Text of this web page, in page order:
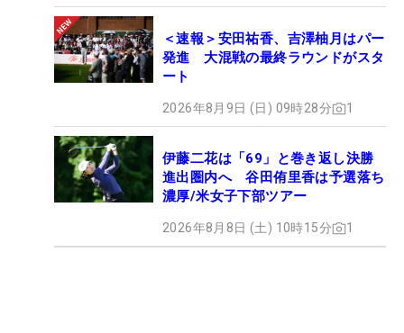
＜速報＞安田祐香、吉澤柚月はパー
発進 大混戦の最終ラウンドがスタ
ート
2026年8月9日 (日) 09時28分 1
伊藤二花は「69」と巻き返し決勝
進出圏内へ 谷田侑里香は予選落ち
濃厚/米女子下部ツアー
2026年8月8日 (土) 10時15分 1